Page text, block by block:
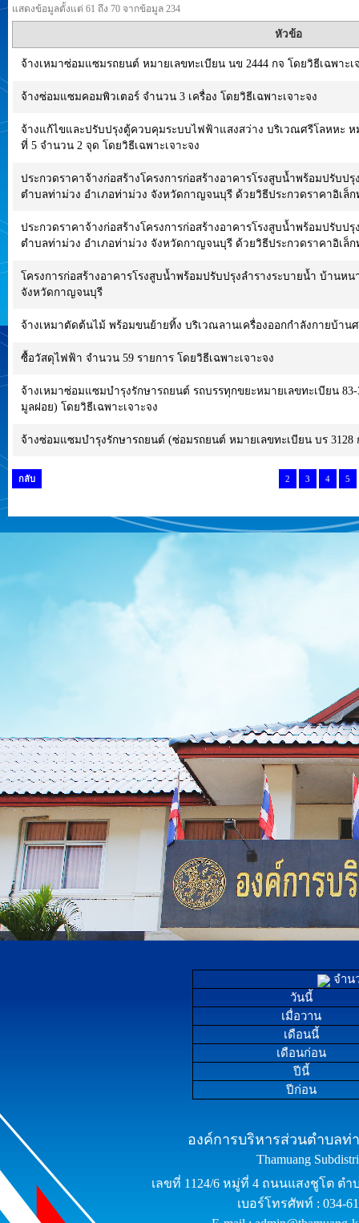
แสดงข้อมูลตั้งแต่ 61 ถึง 70 จากข้อมูล 234
หัวข้อ
จ้างเหมาซ่อมแซมรถยนต์ หมายเลขทะเบียน นข 2444 กจ โดยวิธีเฉพาะเ
จ้างซ่อมแซมคอมพิวเตอร์ จำนวน 3 เครื่อง โดยวิธีเฉพาะเจาะจง
จ้างแก้ไขและปรับปรุงตู้ควบคุมระบบไฟฟ้าแสงสว่าง บริเวณศรีโลหหะ
ที่ 5 จำนวน 2 จุด โดยวิธีเฉพาะเจาะจง
ประกวดราคาจ้างก่อสร้างโครงการก่อสร้างอาคารโรงสูบน้ำพร้อมปรับ
ตำบลท่าม่วง อำเภอท่าม่วง จังหวัดกาญจนบุรี ด้วยวิธีประกวดราคาอิเล็ก
ประกวดราคาจ้างก่อสร้างโครงการก่อสร้างอาคารโรงสูบน้ำพร้อมปรับ
ตำบลท่าม่วง อำเภอท่าม่วง จังหวัดกาญจนบุรี ด้วยวิธีประกวดราคาอิเล็ก
โครงการก่อสร้างอาคารโรงสูบน้ำพร้อมปรับปรุงลำรางระบายน้ำ บ้าน
จังหวัดกาญจนบุรี
จ้างเหมาตัดต้นไม้ พร้อมขนย้ายทิ้ง บริเวณลานเครื่องออกกำลังกายบ้าน
ซื้อวัสดุไฟฟ้า จำนวน 59 รายการ โดยวิธีเฉพาะเจาะจง
จ้างเหมาซ่อมแซมบำรุงรักษารถยนต์ รถบรรทุกขยะหมายเลขทะเบียน
มูลฝอย) โดยวิธีเฉพาะเจาะจง
จ้างซ่อมแซมบำรุงรักษารถยนต์ (ซ่อมรถยนต์ หมายเลขทะเบียน บร 3128
กลับ 2 3 4 5
จำน
วันนี้
เมื่อวาน
เดือนนี้
เดือนก่อน
ปีนี้
ปีก่อน
องค์การบริหารส่วนตำบลท่
Thamuang
เลขที่ 1124/6 หมู่ที่ 4 ถนนแสงชูโต ต
เบอร์โทรศัพท์ : 034-